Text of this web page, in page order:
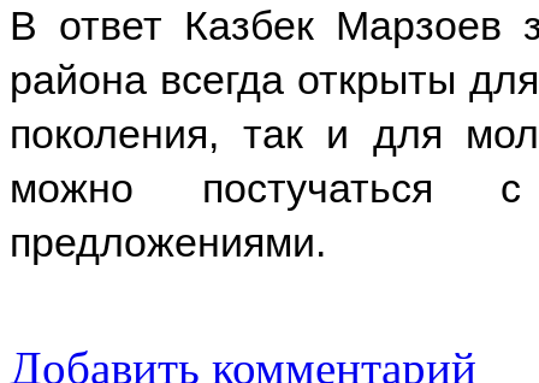
В ответ Казбек Марзоев
района всегда открыты
поколения, так и для
можно постучаться
предложениями.
Добавить комментарий